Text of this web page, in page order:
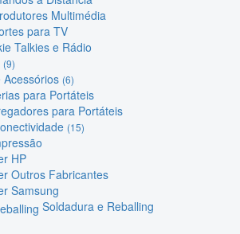
Multimédia
para TV
Talkies e Rádio
(9)
Acessórios (6)
para Portáteis
para Portáteis
(15)
HP
Outros Fabricantes
Samsung
Soldadura e Reballing